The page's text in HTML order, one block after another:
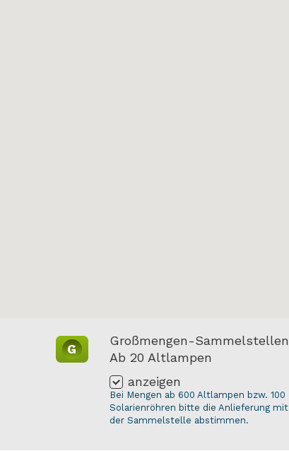
G
Großmengen-Sammelstellen
Ab 20 Altlampen
anzeigen
Bei Mengen ab 600 Altlampen bzw. 100
Solarienröhren bitte die Anlieferung mit
der Sammelstelle abstimmen.